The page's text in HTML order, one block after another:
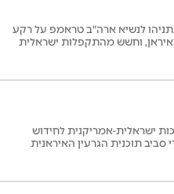
לנשיא ארה"ב טראמפ על רקע
וחשש מהתקפלות ישראלית
ישראלית-אמריקנית לחידוש
תוכנית הגרעין האיראנית